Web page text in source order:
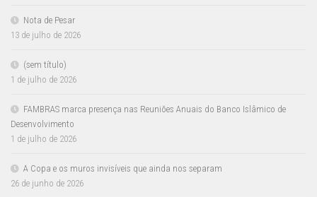
Nota de Pesar
13 de julho de 2026
(sem título)
1 de julho de 2026
FAMBRAS marca presença nas Reuniões Anuais do Banco Islâmico de
Desenvolvimento
1 de julho de 2026
A Copa e os muros invisíveis que ainda nos separam
26 de junho de 2026